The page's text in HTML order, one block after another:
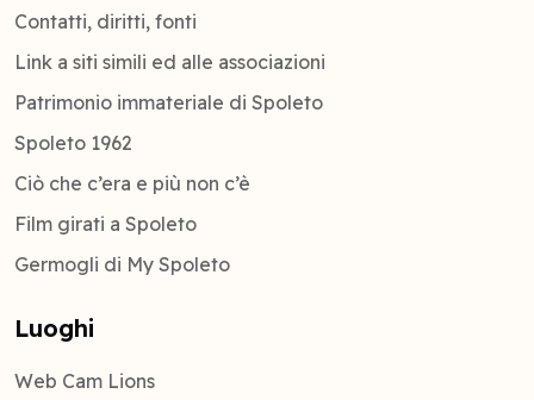
Contatti, diritti, fonti
Link a siti simili ed alle associazioni
Patrimonio immateriale di Spoleto
Spoleto 1962
Ciò che c’era e più non c’è
Film girati a Spoleto
Germogli di My Spoleto
Luoghi
Web Cam Lions